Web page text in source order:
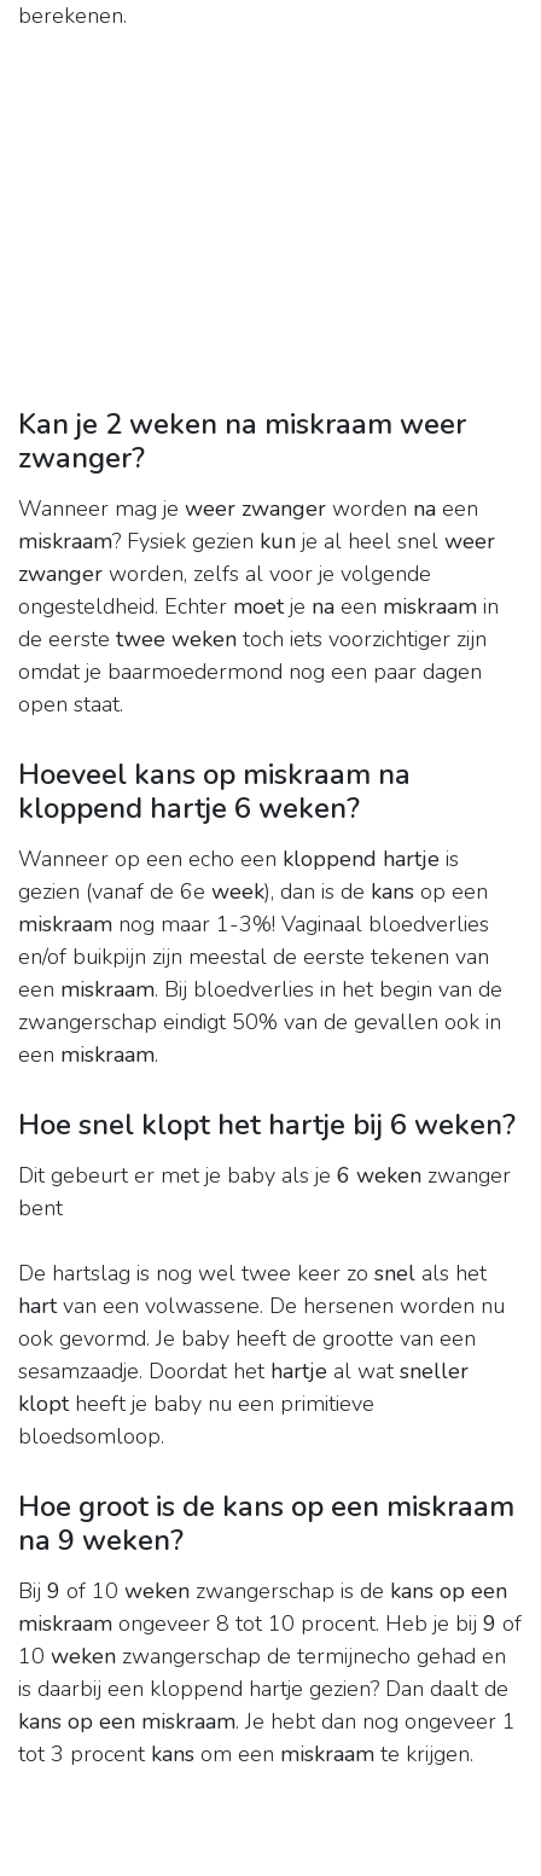
berekenen.
Kan je 2 weken na miskraam weer
zwanger?
Wanneer mag je weer zwanger worden na een
miskraam? Fysiek gezien kun je al heel snel weer
zwanger worden, zelfs al voor je volgende
ongesteldheid. Echter moetje na een miskraam in
de eerste twee weken toch iets voorzichtiger zijn
omdat je baarmoedermond nog een paar dagen
open staat.
Hoeveel kans op miskraam na
kloppend hartje 6 weken?
Wanneer op een echo een kloppend hartje is
gezien (vanaf de 6e week), dan is de kans op een
miskraam nog maar 1-3%! Vaginaal bloedverlies
en/of buikpijn zijn meestal de eerste tekenen van
een miskraam. Bij bloedverlies in het begin van de
zwangerschap eindigt 50% van de gevallen ook in
een miskraam.
Hoe snel klopt het hartje bij 6 weken?
Dit gebeurt er met je baby als je 6 weken zwanger
bent
De hartslag is nog wel twee keer zo snel als het
hartvan een volwassene. De hersenen worden nu
ook gevormd. Je baby heeft de grootte van een
sesamzaadje. Doordat het hartje al watsneller
kloptheeft je baby nu een primitieve
bloedsomloop.
Hoe groot is de kans op een miskraam
na 9 weken?
Bij 9 of 10 weken zwangerschap is de kans op een
miskraam ongeveer 8 tot 10 procent. Heb je bij 9 of
10 weken zwangerschap de termijnecho gehad en
is daarbij een kloppend hartje gezien? Dan daalt de
kans op een miskraam. Je hebt dan nog ongeveer 1
tot 3 procent kans om een miskraam te krijgen.